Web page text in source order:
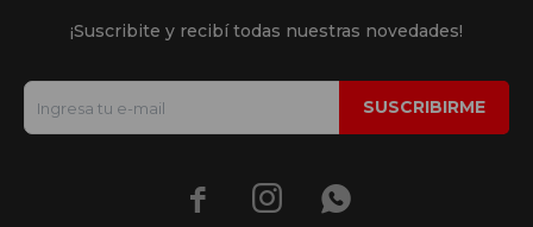
¡Suscribite y recibí todas nuestras novedades!
SUSCRIBIRME
  